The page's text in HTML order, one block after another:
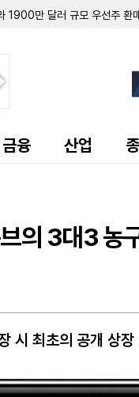
텀 사이버 지분 94.3% 확보
스, 357만 주 규모 주주 등록
, 아포텍스에 브랜드 매각 완
크리스털 파머 주식 8만
젠 합병 소급 반영해 2분기 순
매출 6400만 달러 기록…전
출 32% 감소에도 매출총이
7050만 달러 규모 선순위 전환
금융 산업
의 3대3
최초의 공개 상장